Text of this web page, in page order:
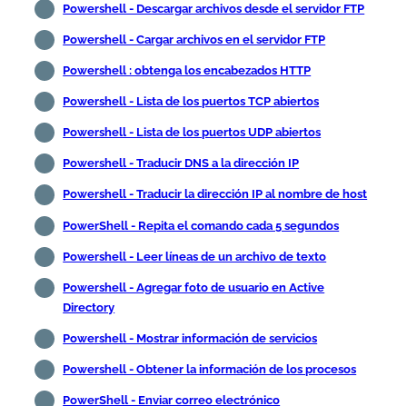
Powershell - Descargar archivos desde el servidor FTP
Powershell - Cargar archivos en el servidor FTP
Powershell : obtenga los encabezados HTTP
Powershell - Lista de los puertos TCP abiertos
Powershell - Lista de los puertos UDP abiertos
Powershell - Traducir DNS a la dirección IP
Powershell - Traducir la dirección IP al nombre de host
PowerShell - Repita el comando cada 5 segundos
Powershell - Leer líneas de un archivo de texto
Powershell - Agregar foto de usuario en Active
Directory
Powershell - Mostrar información de servicios
Powershell - Obtener la información de los procesos
PowerShell - Enviar correo electrónico